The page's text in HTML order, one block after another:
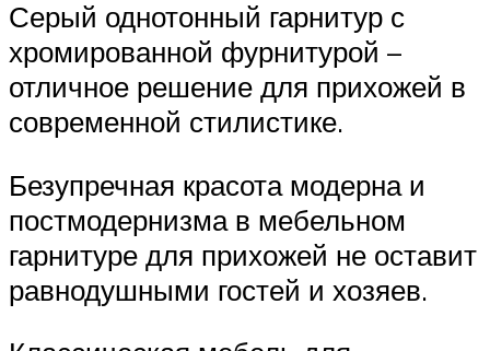
Серый однотонный гарнитур с
хромированной фурнитурой –
отличное решение для прихожей в
современной стилистике.
Безупречная красота модерна и
постмодернизма в мебельном
гарнитуре для прихожей не оставит
равнодушными гостей и хозяев.